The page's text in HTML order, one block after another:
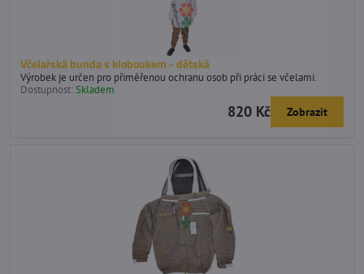
Včelařská bunda s kloboukem - dětská
Výrobek je určen pro přiměřenou ochranu osob při práci se včelami.
Dostupnost:Skladem
820 Kč Zobrazit